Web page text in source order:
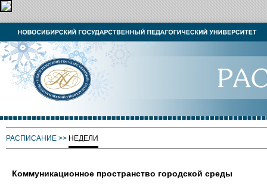
РАСПИСАНИЕ >> НЕДЕЛИ
Коммуникационное пространство городской среды